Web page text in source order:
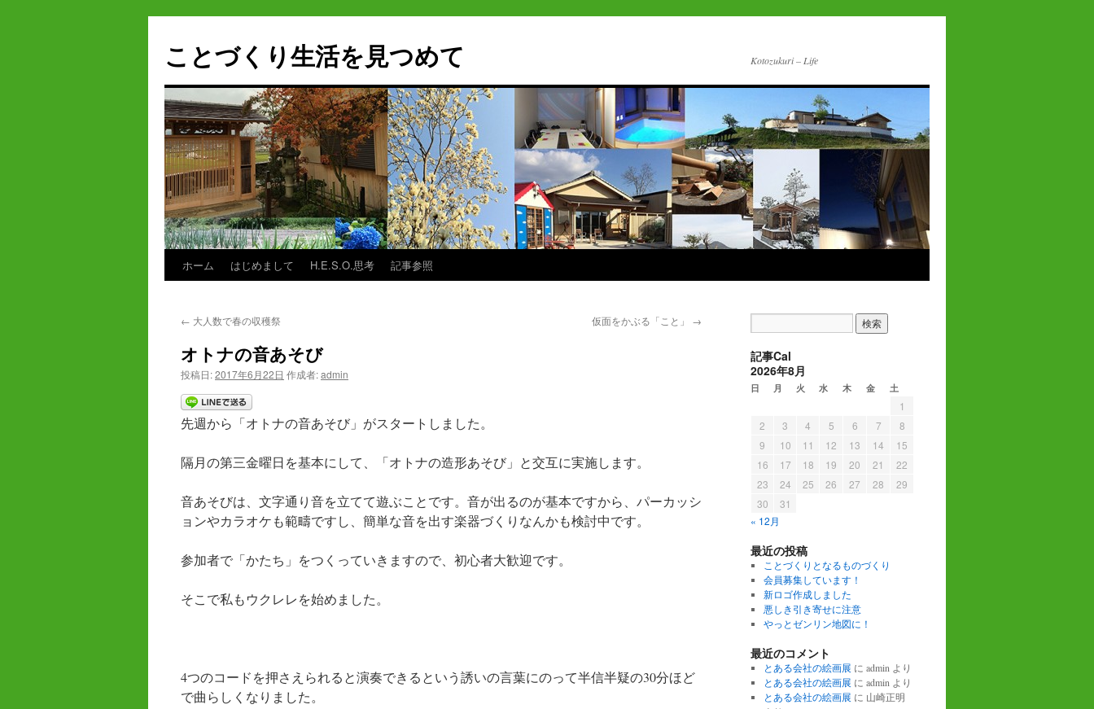
ことづくり生活を見つめて Kotozukuri – Life
テ
ン
へ
ホーム はじめまして H.E.S.O.思考 記事参照
← 大人数で春の収穫祭 仮面をかぶる「こと」 →
オトナの音あそび
投稿日:2017年6月22日 作成者:admin
先週から「オトナの音あそび」がスタートしました。
隔月の第三金曜日を基本にして、「オトナの造形あそび」と交互に実施します。
音あそびは、文字通り音を立てて遊ぶことです。音が出るのが基本ですから、パーカッシ
ョンやカラオケも範疇ですし、簡単な音を出す楽器づくりなんかも検討中です。
参加者で「かたち」をつくっていきますので、初心者大歓迎です。
そこで私もウクレレを始めました。
4つのコードを押さえられると演奏できるという誘いの言葉にのって半信半疑の30分ほど
で曲らしくなりました。
記事Cal
2026年8月
日 月 火 水 木 金 土
« 12月
1
2
3 4 5 6 7
8
9
10 11 12 13 14
15
16
17 18 19 20 21
22
23
24 25 26 27 28
29
30
31
最近の投稿
ことづくりとなるものづくり
会員募集しています！
新ロゴ作成しました
悪しき引き寄せに注意
やっとゼンリン地図に！
最近のコメント
とある会社の絵画展 に admin より
とある会社の絵画展 に admin より
とある会社の絵画展 に 山崎正明